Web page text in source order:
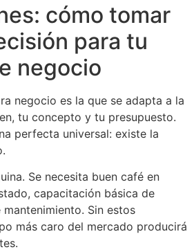
cómo tomar
para tu
negocio
negocio es la que se adapta a la
tu concepto y tu presupuesto.
perfecta universal: existe la
Se necesita buen café en
capacitación básica de
Sin estos
más caro del mercado producirá